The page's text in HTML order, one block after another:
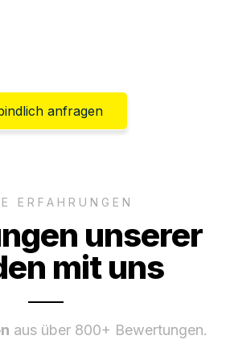
anfragen
ERFAHRUNGEN
unserer
mit uns
aus über 800+ Bewertungen.